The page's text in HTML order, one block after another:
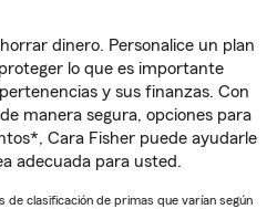
dinero. Personalice un plan
lo que es importante
y sus finanzas. Con
manera segura, opciones para
Cara Fisher puede ayudarle
adecuada para usted.
de clasificación de primas que varían según